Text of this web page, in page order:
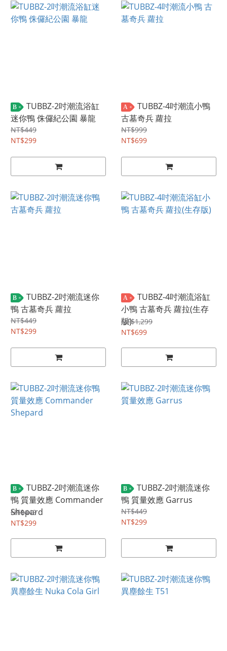
B
TUBBZ-2吋潮流浴缸
迷你鴨 侏儸紀公園 暴龍
NT$449
NT$299
A
TUBBZ-4吋潮流小鴨
古墓奇兵 蘿拉
NT$999
NT$699
B
TUBBZ-2吋潮流迷你
鴨 古墓奇兵 蘿拉
NT$449
NT$299
A
TUBBZ-4吋潮流浴缸
小鴨 古墓奇兵 蘿拉(生存
版)
NT$1,299
NT$699
B
TUBBZ-2吋潮流迷你
鴨 質量效應 Commander
Shepard
NT$449
NT$299
B
TUBBZ-2吋潮流迷你
鴨 質量效應 Garrus
NT$449
NT$299